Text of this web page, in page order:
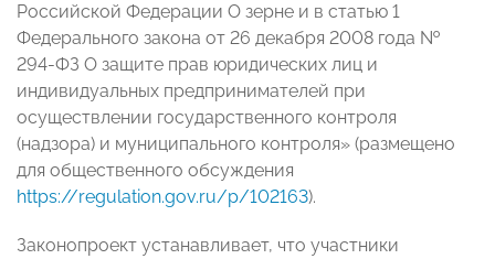
Российской Федерации О зерне и в статью 1
Федерального закона от 26 декабря 2008 года №
294-ФЗ О защите прав юридических лиц и
индивидуальных предпринимателей при
осуществлении государственного контроля
(надзора) и муниципального контроля» (размещено
для общественного обсуждения
https://regulation.gov.ru/p/102163).
Законопроект устанавливает, что участники